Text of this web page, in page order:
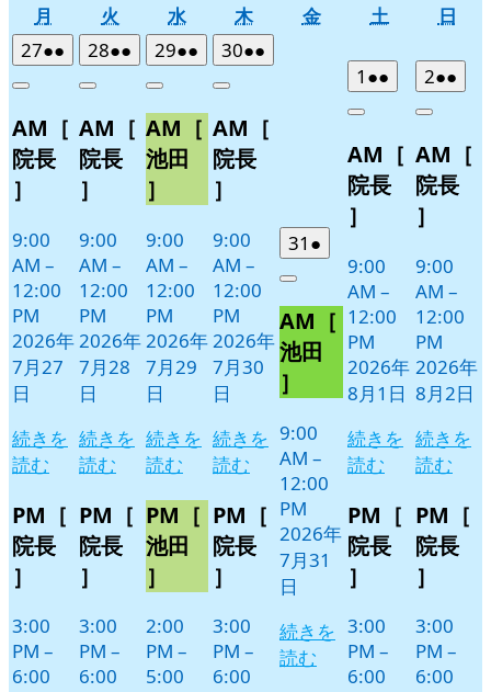
月
曜
日
火
曜
日
水水
曜
日
木木
曜
日
金金
土土
日
日
日
272026
年
月
27
日
●●
件
イ
ベ
ト)
Close
AM［
院長
］
9:00
AM –
12:00
PM
2026年
7月27
日
続きを
読む
PM［
院長
］
3:00
PM –
6:00
282026
年
月
28
日
●●
件
イ
ベ
ト)
Close
AM［
院長
］
9:00
AM –
12:00
PM
2026年
7月28
日
続きを
読む
PM［
院長
］
3:00
PM –
6:00
292026
年
月
29
日
●●
件
イ
ベ
ト)
Close
AM［
池田
］
9:00
AM –
12:00
PM
2026年
7月29
日
続きを
読む
PM［
池田
］
2:00
PM –
5:00
302026
年
月
30
日
●●
件
イ
Close
AM［
院長
］
9:00
AM –
12:00
PM
2026年
7月30
日
続きを
読む
PM［
院長
］
3:00
PM –
6:00
31 2026
年
月
31
日
●
件
イ
ベ
ト)
Close
AM［
池田
］
9:00
AM –
12:00
PM
2026年
7月31
日
続きを
読む
1 2026
年
月
1
日
●●
件
イ
ベ
Close
AM［
院長
］
9:00
AM –
12:00
PM
2026年
8月1日
続きを
読む
PM［
院長
］
3:00
PM –
6:00
22026
年
月
2
日
●●
件
イ
ベ
Close
AM［
院長
］
9:00
AM –
12:00
PM
2026年
8月2日
続きを
読む
PM［
院長
］
3:00
PM –
6:00